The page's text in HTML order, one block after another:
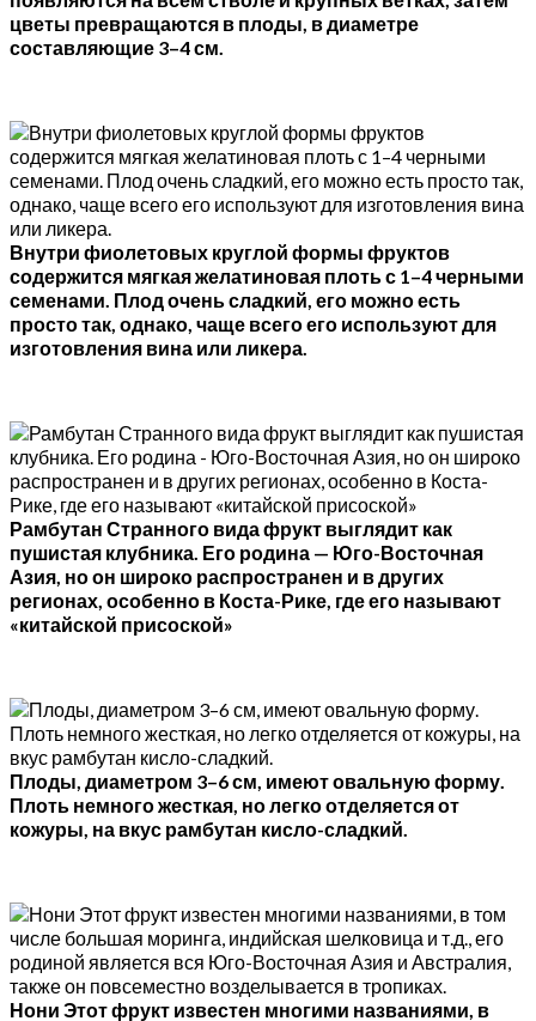
цветы превращаются в плоды, в диаметре
составляющие 3–4 см.
Внутри фиолетовых круглой формы фруктов
содержится мягкая желатиновая плоть с 1–4 черными
семенами. Плод очень сладкий, его можно есть
просто так, однако, чаще всего его используют для
изготовления вина или ликера.
Рамбутан Странного вида фрукт выглядит как
пушистая клубника. Его родина — Юго-Восточная
Азия, но он широко распространен и в других
регионах, особенно в Коста-Рике, где его называют
«китайской присоской»
Плоды, диаметром 3–6 см, имеют овальную форму.
Плоть немного жесткая, но легко отделяется от
кожуры, на вкус рамбутан кисло-сладкий.
Нони Этот фрукт известен многими названиями, в